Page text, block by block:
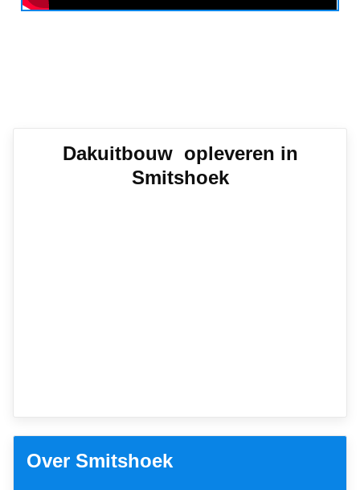
Dakuitbouw opleveren in
Smitshoek
Over Smitshoek